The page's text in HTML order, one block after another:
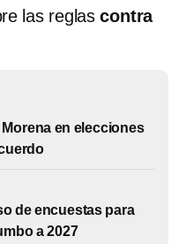
las reglascontra
en elecciones
de encuestas para
a 2027